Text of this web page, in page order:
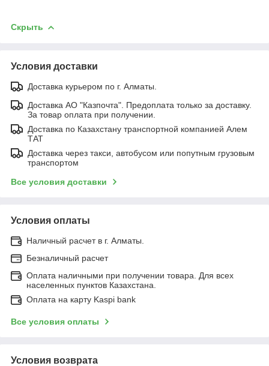
Скрыть
Условия доставки
Доставка курьером по г. Алматы.
Доставка АО "Казпочта". Предоплата только за доставку.
За товар оплата при получении.
Доставка по Казахстану транспортной компанией Алем
ТАТ
Доставка через такси, автобусом или попутным грузовым
транспортом
Все условия доставки
Условия оплаты
Наличный расчет в г. Алматы.
Безналичный расчет
Оплата наличными при получении товара. Для всех
населенных пунктов Казахстана.
Оплата на карту Kaspi bank
Все условия оплаты
Условия возврата